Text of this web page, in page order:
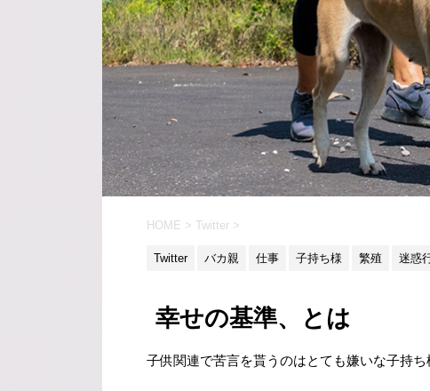
HOME > Twitter >
Twitter バカ親 仕事 子持ち様 繁殖 迷惑
幸せの基準、とは
子供関連で苦言を貰うのはとても嫌いな子持ち